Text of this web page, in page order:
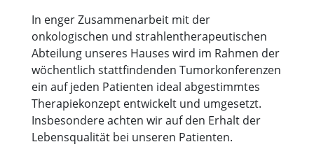
In enger Zusammenarbeit mit der
onkologischen und strahlentherapeutischen
Abteilung unseres Hauses wird im Rahmen der
wöchentlich stattfindenden Tumorkonferenzen
ein auf jeden Patienten ideal abgestimmtes
Therapiekonzept entwickelt und umgesetzt.
Insbesondere achten wir auf den Erhalt der
Lebensqualität bei unseren Patienten.